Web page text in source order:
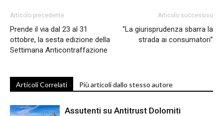
Articolo precedente
Prende il via dal 23 al 31
ottobre, la sesta edizione della
Settimana Anticontraffazione
Articolo successivo
“La giurisprudenza sbarra la
strada ai consumatori”
Articoli Correlati Più articoli dallo stesso autore
Assutenti su Antitrust Dolomiti